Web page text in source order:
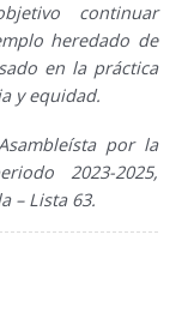
continuar
heredado de
en la práctica
y equidad.
por la
2023-2025,
– Lista 63.